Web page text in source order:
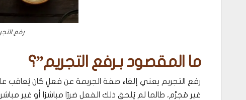
رفع
ما المقصود بـرفع التجريم”؟
رفع التجريم يعني إلغاء صفة الجريمة عن فعلٍ كان يُعاقب
غير مُجرَّم، طالما لم يُلحق ذلك الفعل ضررًا مباشرًا أو غير